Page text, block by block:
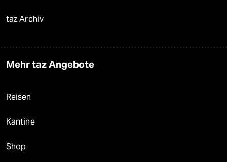
taz Archiv
Mehr taz Angebote
Reisen
Kantine
Shop